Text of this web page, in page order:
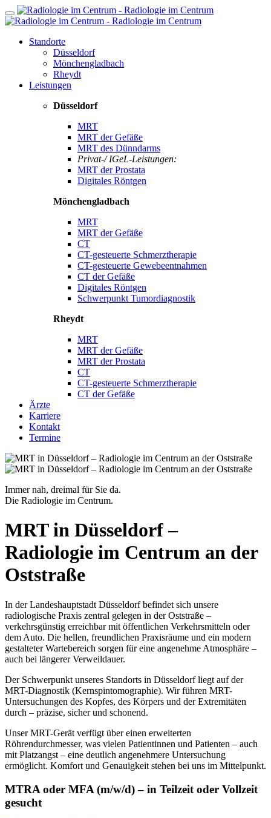
Standorte
Düsseldorf
Mönchengladbach
Rheydt
Leistungen
Düsseldorf
MRT
MRT der Gefäße
MRT des Dünndarms
Privat-/ IGeL-Leistungen:
MRT der Prostata
Digitales Röntgen
Mönchengladbach
MRT
MRT der Gefäße
CT
CT-gesteuerte Schmerztherapie
CT-gesteuerte Gewebeentnahmen
CT der Gefäße
Digitales Röntgen
Schwerpunkt Tumordiagnostik
Rheydt
MRT
MRT der Gefäße
MRT der Prostata
CT
CT-gesteuerte Schmerztherapie
CT der Gefäße
Ärzte
Karriere
Kontakt
Termine
Immer nah, dreimal für Sie da.
Die Radiologie im Centrum.
MRT in Düsseldorf –
Radiologie im Centrum an der
Oststraße
In der Landeshauptstadt Düsseldorf befindet sich unsere
radiologische Praxis zentral gelegen in der Oststraße –
verkehrsgünstig erreichbar mit öffentlichen Verkehrsmitteln oder
dem Auto. Die hellen, freundlichen Praxisräume und ein modern
gestalteter Wartebereich sorgen für eine angenehme Atmosphäre –
auch bei längerer Verweildauer.
Der Schwerpunkt unseres Standorts in Düsseldorf liegt auf der
MRT-Diagnostik (Kernspintomographie). Wir führen MRT-
Untersuchungen des Kopfes, des Körpers und der Extremitäten
durch – präzise, sicher und schonend.
Unser MRT-Gerät verfügt über einen erweiterten
Röhrendurchmesser, was vielen Patientinnen und Patienten – auch
mit Platzangst – eine deutlich angenehmere Untersuchung
ermöglicht. Komfort und Genauigkeit stehen bei uns im Mittelpunkt.
MTRA oder MFA (m/w/d) – in Teilzeit oder Vollzeit
gesucht